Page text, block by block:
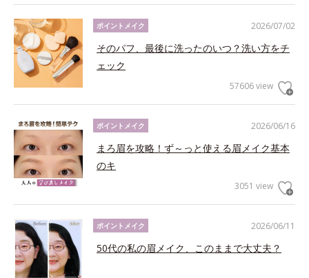
2026/07/02
ポイントメイク
そのパフ、最後に洗ったのいつ？洗い方をチ
ェック
57606 view
2026/06/16
ポイントメイク
まろ眉を攻略！ず～っと使える眉メイク基本
のキ
3051 view
2026/06/11
ポイントメイク
50代の私の眉メイク、このままで大丈夫？